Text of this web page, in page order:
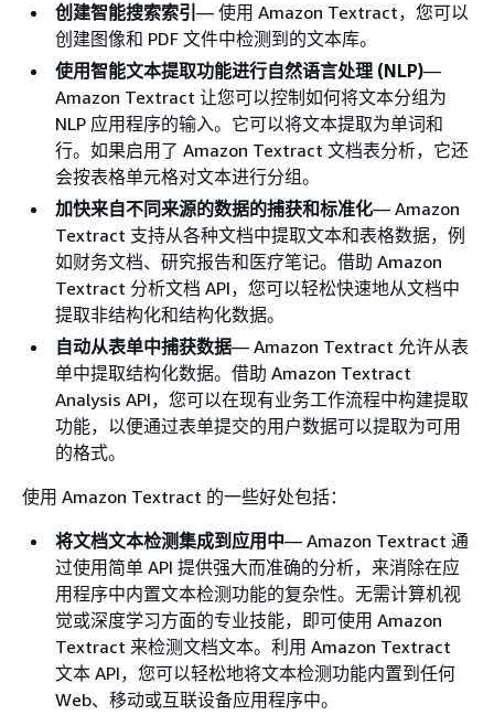
创建智能搜索索引 — 使用 Amazon Textract，您可以
创建图像和 PDF 文件中检测到的文本库。
使用智能文本提取功能进行自然语言处理 (NLP)—
Amazon Textract 让您可以控制如何将文本分组为
NLP 应用程序的输入。它可以将文本提取为单词和
行。如果启用了 Amazon Textract 文档表分析，它还
会按表格单元格对文本进行分组。
加快来自不同来源的数据的捕获和标准化— Amazon
Textract 支持从各种文档中提取文本和表格数据，例
如财务文档、研究报告和医疗笔记。借助 Amazon
Textract 分析文档 API，您可以轻松快速地从文档中
提取非结构化和结构化数据。
自动从表单中捕获数据— Amazon Textract 允许从表
单中提取结构化数据。借助 Amazon Textract
Analysis API，您可以在现有业务工作流程中构建提取
功能，以便通过表单提交的用户数据可以提取为可用
的格式。
使用 Amazon Textract 的一些好处包括：
将文档文本检测集成到应用中— Amazon Textract 通
过使用简单 API 提供强大而准确的分析，来消除在应
用程序中内置文本检测功能的复杂性。无需计算机视
觉或深度学习方面的专业技能，即可使用 Amazon
Textract 来检测文档文本。利用 Amazon Textract
文本 API，您可以轻松地将文本检测功能内置到任何
Web、移动或互联设备应用程序中。